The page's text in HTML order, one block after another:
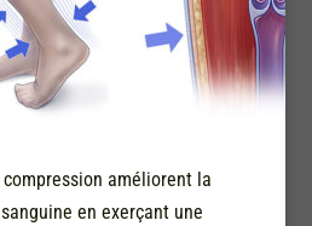
compression améliorent la
en exerçant une